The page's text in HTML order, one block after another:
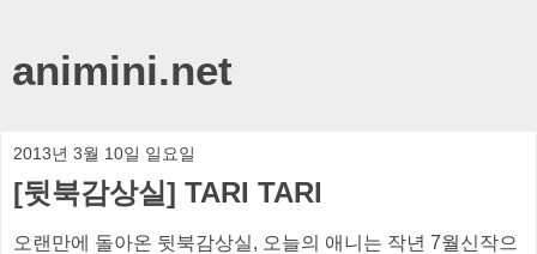
animini.net
2013년 3월 10일 일요일
[뒷북감상실] TARI TARI
오랜만에 돌아온 뒷북감상실, 오늘의 애니는 작년 7월신작으